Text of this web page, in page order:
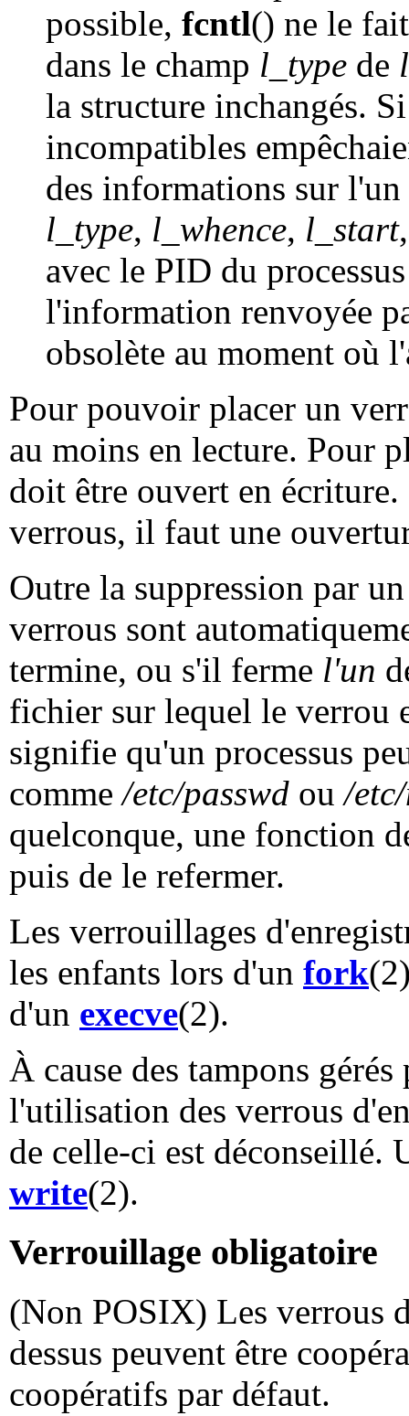
possible, fcntl() ne le
dans le champ l_type de
la structure inchangés.
incompatibles
des informations sur l'un
l_type, l_whence, l_start
avec le PID du
l'information renvoyée
obsolète au moment où
Pour pouvoir placer un
au moins en lecture. Pour
doit être ouvert en
verrous, il faut une
Outre la suppression par
verrous sont
termine, ou s'il ferme l'un
fichier sur lequel le verrou
signifie qu'un processus
comme/etc/passwd ou/
quelconque, une fonction
puis de le refermer.
Les verrouillages
les enfants lors d'un fork
d'un execve(2).
À cause des tampons
l'utilisation des verrous
de celle-ci est
write(2).
Verrouillage obligatoire
(Non POSIX) Les verrous
dessus peuvent être
coopératifs par défaut.